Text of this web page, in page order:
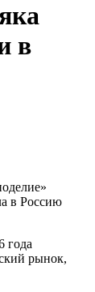
в
в Россию
года
рынок,